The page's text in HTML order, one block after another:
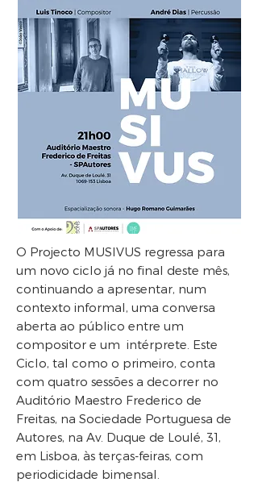
O Projecto MUSIVUS regressa para
um novo ciclo já no final deste mês,
continuando a apresentar, num
contexto informal, uma conversa
aberta ao público entre um
compositor e um intérprete. Este
Ciclo, tal como o primeiro, conta
com quatro sessões a decorrer no
Auditório Maestro Frederico de
Freitas, na Sociedade Portuguesa de
Autores, na Av. Duque de Loulé, 31,
em Lisboa, às terças-feiras, com
periodicidade bimensal.